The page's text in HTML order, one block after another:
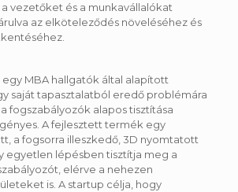
vezetőket és a munkavállalókat
az elköteleződés növeléséhez és
MBA hallgatók által alapított
saját tapasztalatból eredő problémára
fogszabályozók alapos tisztítása
A fejlesztett termék egy
a fogsorra illeszkedő, 3D nyomtatott
egyetlen lépésben tisztítja meg a
elérve a nehezen
is. A startup célja, hogy